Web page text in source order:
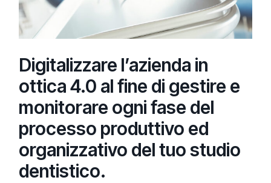
Digitalizzare l’azienda in
ottica 4.0 al fine di gestire e
monitorare ogni fase del
processo produttivo ed
organizzativo del tuo studio
dentistico.